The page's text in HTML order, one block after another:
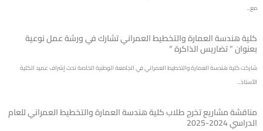
مع...
كلية هندسة العمارة والتخطيط العمراني تشارك في ورشة عمل نوعية
بعنوان ” تضاريس الذاكرة “
شاركت كلية هندسة العمارة والتخطيط العمراني في الجامعة الوطنية الخاصة تحت إشراف عميد الكلية
الأستاذ...
مناقشة مشاريع تخرج طلاب كلية هندسة العمارة والتخطيط العمراني للعام
الدراسي 2024-2025